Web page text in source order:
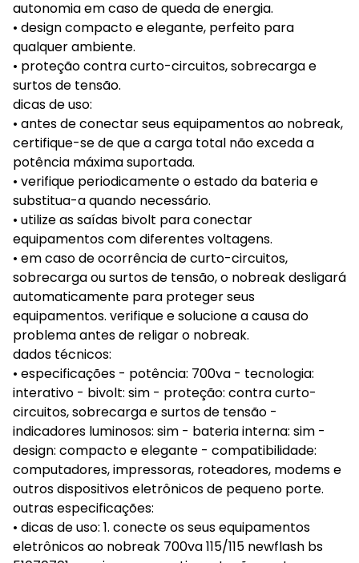
autonomia em caso de queda de energia.
• design compacto e elegante, perfeito para
qualquer ambiente.
• proteção contra curto-circuitos, sobrecarga e
surtos de tensão.
dicas de uso:
• antes de conectar seus equipamentos ao nobreak,
certifique-se de que a carga total não exceda a
potência máxima suportada.
• verifique periodicamente o estado da bateria e
substitua-a quando necessário.
• utilize as saídas bivolt para conectar
equipamentos com diferentes voltagens.
• em caso de ocorrência de curto-circuitos,
sobrecarga ou surtos de tensão, o nobreak desligará
automaticamente para proteger seus
equipamentos. verifique e solucione a causa do
problema antes de religar o nobreak.
dados técnicos:
• especificações - potência: 700va - tecnologia:
interativo - bivolt: sim - proteção: contra curto-
circuitos, sobrecarga e surtos de tensão -
indicadores luminosos: sim - bateria interna: sim -
design: compacto e elegante - compatibilidade:
computadores, impressoras, roteadores, modems e
outros dispositivos eletrônicos de pequeno porte.
outras especificações:
• dicas de uso: 1. conecte os seus equipamentos
eletrônicos ao nobreak 700va 115/115 newflash bs